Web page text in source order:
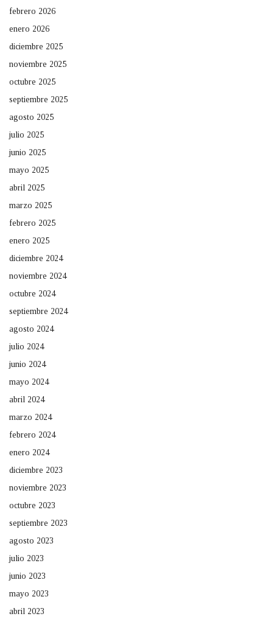
febrero 2026
enero 2026
diciembre 2025
noviembre 2025
octubre 2025
septiembre 2025
agosto 2025
julio 2025
junio 2025
mayo 2025
abril 2025
marzo 2025
febrero 2025
enero 2025
diciembre 2024
noviembre 2024
octubre 2024
septiembre 2024
agosto 2024
julio 2024
junio 2024
mayo 2024
abril 2024
marzo 2024
febrero 2024
enero 2024
diciembre 2023
noviembre 2023
octubre 2023
septiembre 2023
agosto 2023
julio 2023
junio 2023
mayo 2023
abril 2023